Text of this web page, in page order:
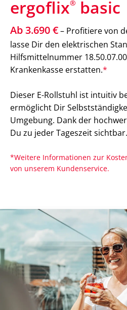
ergoflix® basic
Ab 3.690 €– Profitiere von
lasse Dir den elektrischen
Hilfsmittelnummer
Krankenkasse erstatten.*
Dieser E-Rollstuhl ist intuitiv
ermöglicht Dir
Umgebung. Dank der
Du zu jeder Tageszeit sichtbar.
*Weitere Informationen zur
von unserem Kundenservice.